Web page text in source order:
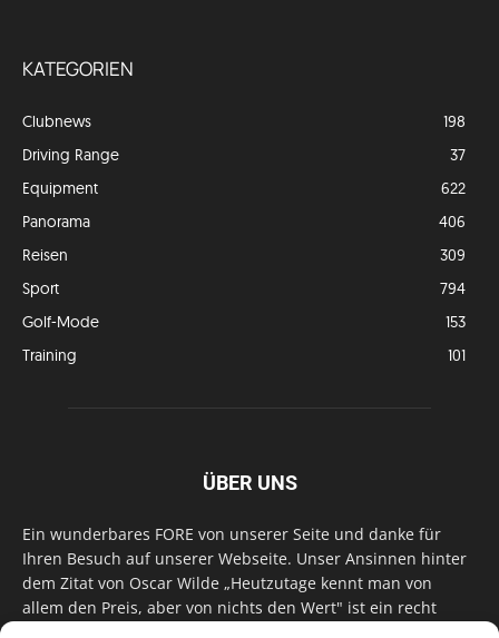
KATEGORIEN
Clubnews
198
Driving Range
37
Equipment
622
Panorama
406
Reisen
309
Sport
794
Golf-Mode
153
Training
101
ÜBER UNS
Ein wunderbares FORE von unserer Seite und danke für
Ihren Besuch auf unserer Webseite. Unser Ansinnen hinter
dem Zitat von Oscar Wilde „Heutzutage kennt man von
allem den Preis, aber von nichts den Wert" ist ein recht